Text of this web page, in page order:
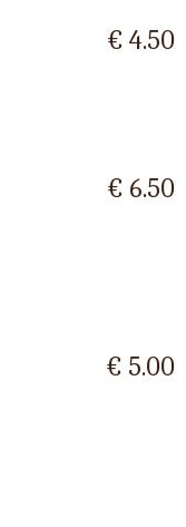
€ 4.50
€ 6.50
€ 5.00